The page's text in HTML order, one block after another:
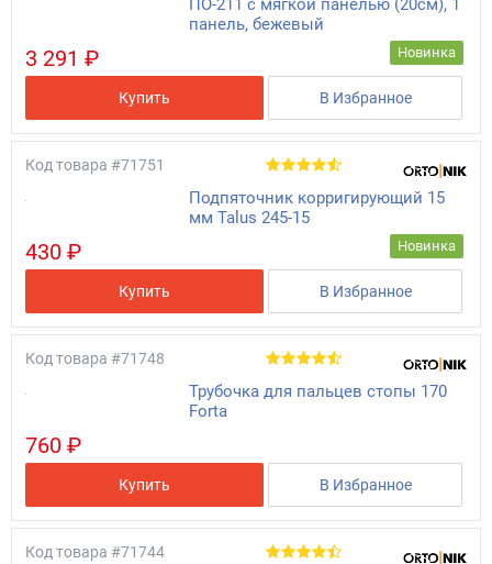
панель, бежевый
Новинка
3 291 ₽
Купить В Избранное
Код товара #71751
Подпяточник корригирующий 15
мм Talus 245-15
Новинка
430 ₽
Купить В Избранное
Код товара #71748
Трубочка для пальцев стопы 170
Forta
760 ₽
Купить В Избранное
Код товара #71744